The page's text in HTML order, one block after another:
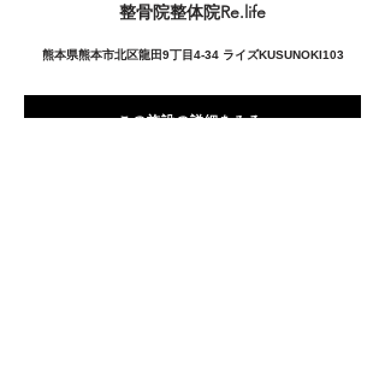
整骨院整体院Re.life
熊本県熊本市北区龍田9丁目4-34 ライズKUSUNOKI103
この施設の詳細をみる